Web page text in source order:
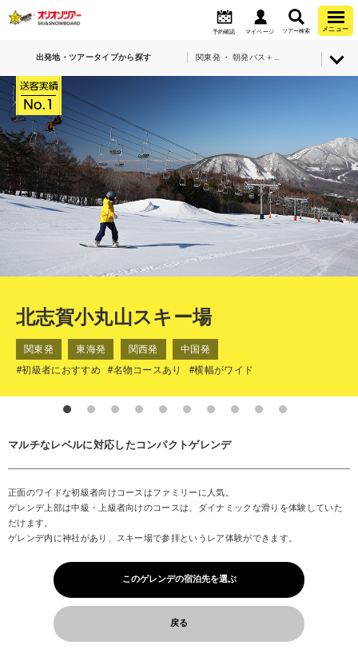
予約確認 マイページ ツアー検索 メニュー
出発地・ツアータイプから探す
北志賀小丸山スキー場
関東発 東海発 関西発
中国発
#初級者におすすめ
#名物コースあり #横幅がワイド
マルチなレベルに対応したコンパクトゲレンデ
正面のワイドな初級者向けコースはファミリーに人気。
ゲレンデ上部は中級・上級者向けのコースは、ダイナミックな滑りを体験していた
だけます。
ゲレンデ内に神社があり、スキー場で参拝というレア体験ができます。
このゲレンデの宿泊先を選ぶ
戻る